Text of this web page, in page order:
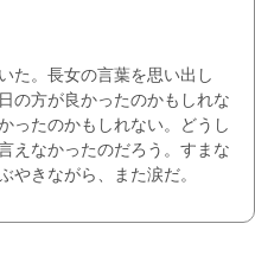
た。長女の言葉を思い出し
の方が良かったのかもしれな
ったのかもしれない。どうし
えなかったのだろう。すまな
やきながら、また涙だ。